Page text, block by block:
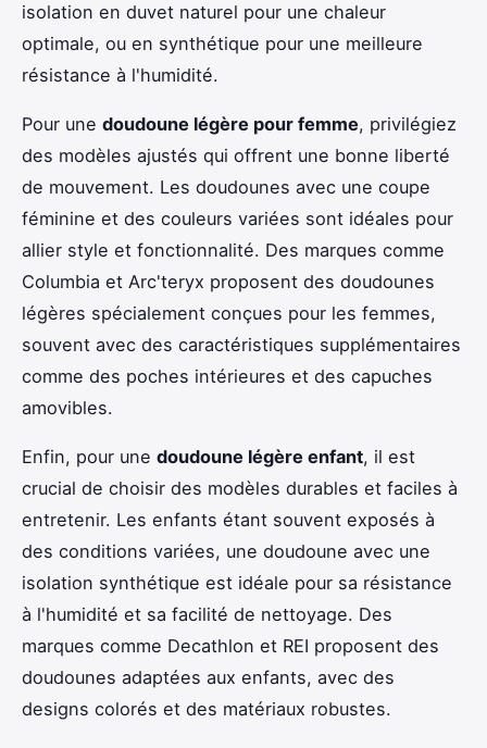
isolation en duvet naturel pour une chaleur
optimale, ou en synthétique pour une meilleure
résistance à l'humidité.
Pour une doudoune légère pour femme, privilégiez
des modèles ajustés qui offrent une bonne liberté
de mouvement. Les doudounes avec une coupe
féminine et des couleurs variées sont idéales pour
allier style et fonctionnalité. Des marques comme
Columbia et Arc'teryx proposent des doudounes
légères spécialement conçues pour les femmes,
souvent avec des caractéristiques supplémentaires
comme des poches intérieures et des capuches
amovibles.
Enfin, pour une doudoune légère enfant, il est
crucial de choisir des modèles durables et faciles à
entretenir. Les enfants étant souvent exposés à
des conditions variées, une doudoune avec une
isolation synthétique est idéale pour sa résistance
à l'humidité et sa facilité de nettoyage. Des
marques comme Decathlon et REI proposent des
doudounes adaptées aux enfants, avec des
designs colorés et des matériaux robustes.